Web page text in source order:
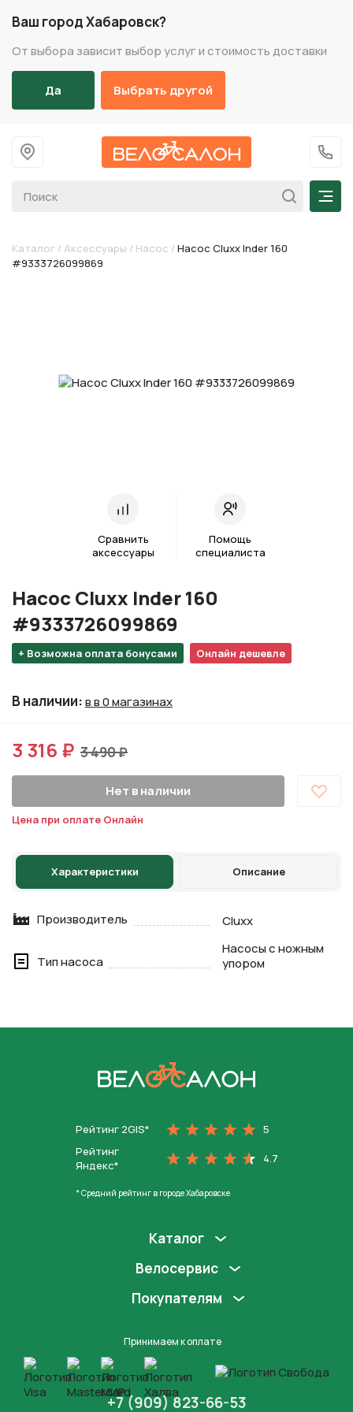
Ваш город Хабаровск?
От выбора зависит выбор услуг и стоимость доставки
Да Выбрать другой
На главную
+7
Каталог / Аксессуары / Насос / Насос Cluxx Inder 160
#9333726099869
Сравнить
аксессуары
Помощь
специалиста
+ Возможна оплата бонусами Онлайн дешевле
Насос Cluxx Inder 160
#9333726099869
В наличии:в в 0 магазинах
3 316 ₽ 3 490 ₽
Нет в наличии
Цена при оплате Онлайн
Характеристики Описание
Производитель Cluxx
Тип насоса
Насосы с ножным
упором
Рейтинг 2GIS*
5
Рейтинг
Яндекс*
4.7
* Средний рейтинг в городе Хабаровске
Каталог
Велосервис
Покупателям
Принимаем к оплате
+7 (909) 823-66-53